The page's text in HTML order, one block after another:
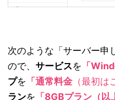
次のような「サーバー申
ので、 サービスを 「
プを 「通常料金 （最初は
ランを 「8GBプラン（以